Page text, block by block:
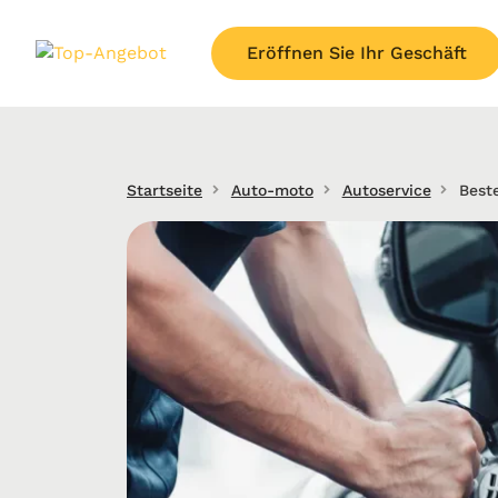
Eröffnen Sie Ihr Geschäft
Startseite Auto-moto Autoservice